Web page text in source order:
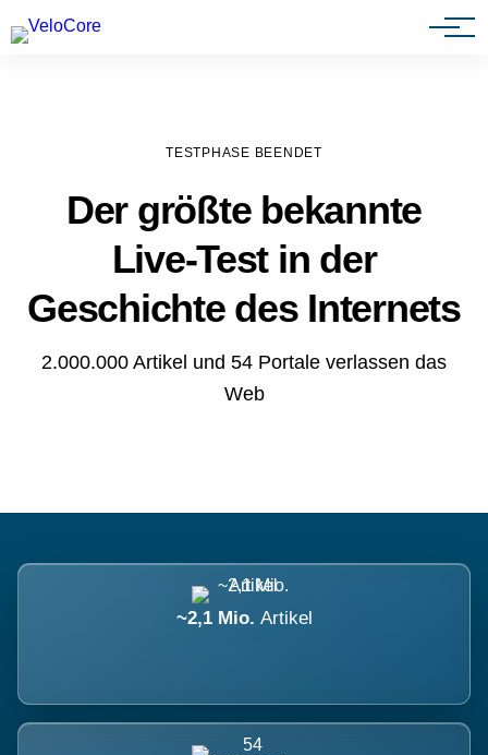
Agenturen & Webdesigner
TESTPHASE BEENDET
Der größte bekannte
Live-Test in der
Geschichte des Internets
2.000.000 Artikel und 54 Portale verlassen das
Web
~2,1 Mio. Artikel